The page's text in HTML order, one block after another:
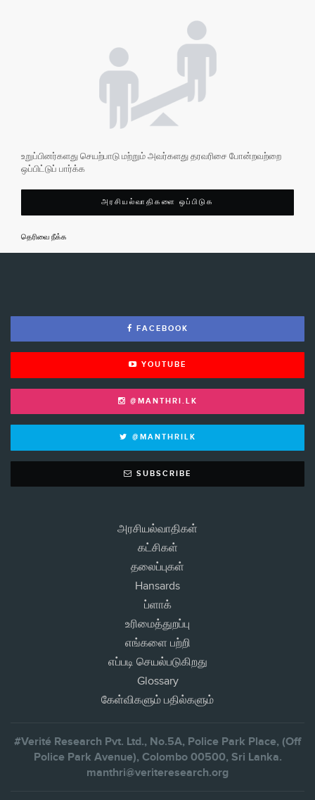
உறுப்பினர்களது செயற்பாடு மற்றும் அவர்களது தரவரிசை போன்றவற்றை
ஒப்பிட்டுப் பார்க்க
அரசியல்வாதிகளை ஒப்பிடுக
தெரிவை நீக்க
FACEBOOK
YOUTUBE
@MANTHRI.LK
@MANTHRILK
SUBSCRIBE
அரசியல்வாதிகள்
கட்சிகள்
தலைப்புகள்
Hansards
ப்ளாக்
உரிமைத்துறப்பு
எங்களை பற்றி
எப்படி செயல்படுகிறது
Glossary
கேள்விகளும் பதில்களும்
#Verité Research Pvt. Ltd., No.5A, Police Park Place, (Off
Police Park Avenue), Colombo 00500, Sri Lanka.
manthri@veriteresearch.org